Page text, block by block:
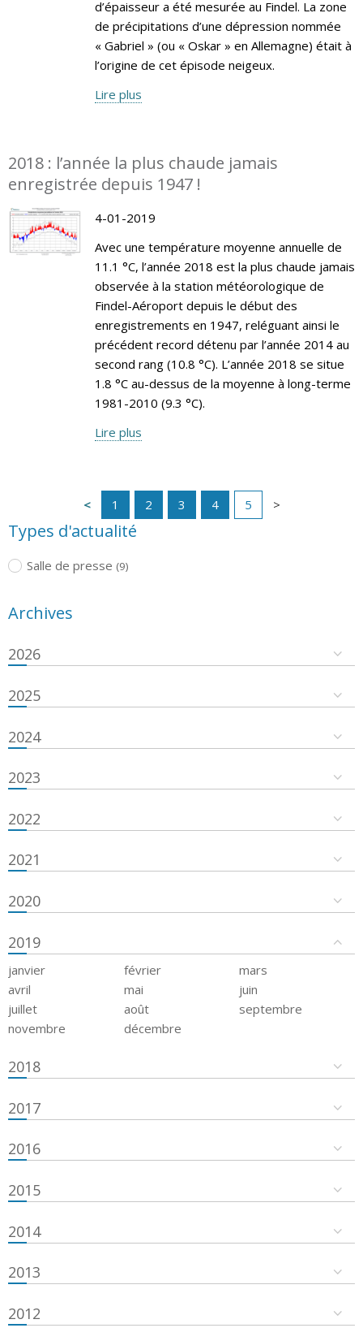
d’épaisseur a été mesurée au Findel. La zone
de précipitations d’une dépression nommée
« Gabriel » (ou « Oskar » en Allemagne) était à
l’origine de cet épisode neigeux.
Lire plus
2018 : l’année la plus chaude jamais
enregistrée depuis 1947 !
4-01-2019
Avec une température moyenne annuelle de
11.1 °C, l’année 2018 est la plus chaude jamais
observée à la station météorologique de
Findel-Aéroport depuis le début des
enregistrements en 1947, reléguant ainsi le
précédent record détenu par l’année 2014 au
second rang (10.8 °C). L’année 2018 se situe
1.8 °C au-dessus de la moyenne à long-terme
1981-2010 (9.3 °C).
Lire plus
1 2 3 4 5
Types d'actualité
Salle de presse (9)
Archives
2026
2025
2024
2023
2022
2021
2020
2019
janvier février
mars
avril
mai
juin
juillet
août
septembre
novembre
décembre
2018
2017
2016
2015
2014
2013
2012